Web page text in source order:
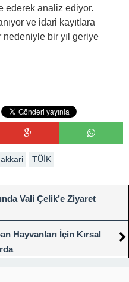
ederek analiz ediyor.
ve idari kayıtlara
bir yıl geriye
TÜİK
Vali Çelik’e Ziyaret
Hayvanları İçin Kırsal